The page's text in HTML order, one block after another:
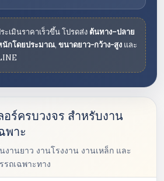
ะเมินราคาเร็วขึ้น โปรดส่ง ต้นทาง–ปลาย
นักโดยประมาณ, ขนาดยาว-กว้าง-สูง และ
อร์ครบวงจร สำหรับงาน
พาะ
านยาว งานโรงงาน งานเหล็ก และ
รถเฉพาะทาง